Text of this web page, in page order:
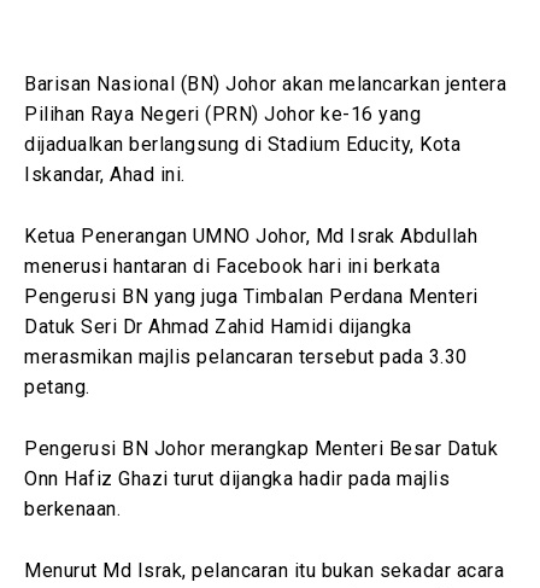
Barisan Nasional (BN) Johor akan melancarkan jentera
Pilihan Raya Negeri (PRN) Johor ke-16 yang
dijadualkan berlangsung di Stadium Educity, Kota
Iskandar, Ahad ini.
Ketua Penerangan UMNO Johor, Md Israk Abdullah
menerusi hantaran di Facebook hari ini berkata
Pengerusi BN yang juga Timbalan Perdana Menteri
Datuk Seri Dr Ahmad Zahid Hamidi dijangka
merasmikan majlis pelancaran tersebut pada 3.30
petang.
Pengerusi BN Johor merangkap Menteri Besar Datuk
Onn Hafiz Ghazi turut dijangka hadir pada majlis
berkenaan.
Menurut Md Israk, pelancaran itu bukan sekadar acara